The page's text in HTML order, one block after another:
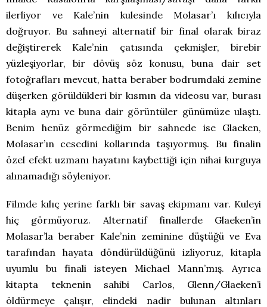
ilerliyor ve Kale’nin kulesinde Molasar’ı kılıcıyla
doğruyor. Bu sahneyi alternatif bir final olarak biraz
değiştirerek Kale’nin çatısında çekmişler, birebir
yüzleşiyorlar, bir dövüş söz konusu, buna dair set
fotoğrafları mevcut, hatta beraber bodrumdaki zemine
düşerken görüldükleri bir kısmın da videosu var, burası
kitapla aynı ve buna dair görüntüler günümüze ulaştı.
Benim henüz görmediğim bir sahnede ise Glaeken,
Molasar’ın cesedini kollarında taşıyormuş. Bu finalin
özel efekt uzmanı hayatını kaybettiği için nihai kurguya
alınamadığı söyleniyor.
Filmde kılıç yerine farklı bir savaş ekipmanı var. Kuleyi
hiç görmüyoruz. Alternatif finallerde Glaeken’in
Molasar’la beraber Kale’nin zeminine düştüğü ve Eva
tarafından hayata döndürüldüğünü izliyoruz, kitapla
uyumlu bu finali isteyen Michael Mann’mış. Ayrıca
kitapta teknenin sahibi Carlos, Glenn/Glaeken’i
öldürmeye çalışır, elindeki nadir bulunan altınları